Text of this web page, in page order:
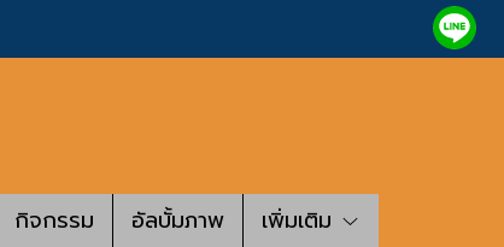
กิจกรรม อัลบั้มภาพ เพิ่มเติม